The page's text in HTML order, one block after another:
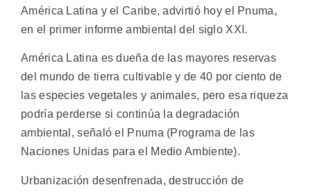
América Latina y el Caribe, advirtió hoy el Pnuma,
en el primer informe ambiental del siglo XXI.
América Latina es dueña de las mayores reservas
del mundo de tierra cultivable y de 40 por ciento de
las especies vegetales y animales, pero esa riqueza
podría perderse si continúa la degradación
ambiental, señaló el Pnuma (Programa de las
Naciones Unidas para el Medio Ambiente).
Urbanización desenfrenada, destrucción de